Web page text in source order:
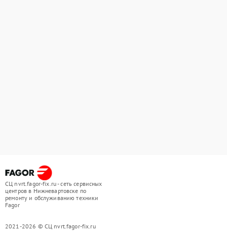
СЦ nvrt.fagor-fix.ru - сеть сервисных
центров в Нижневартовске по
ремонту и обслуживанию техники
Fagor
2021-2026 © СЦ nvrt.fagor-fix.ru